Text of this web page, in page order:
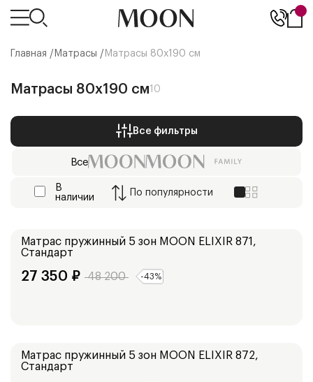
Главная / Матрасы / Матрасы 80х190 см
Матрасы 80х190 см10
Все фильтры
Все
В
наличии
По популярности
Матрас пружинный 5 зон MOON ELIXIR 871,
Стандарт
27 350 ₽ 48 200 -43%
Матрас пружинный 5 зон MOON ELIXIR 872,
Стандарт